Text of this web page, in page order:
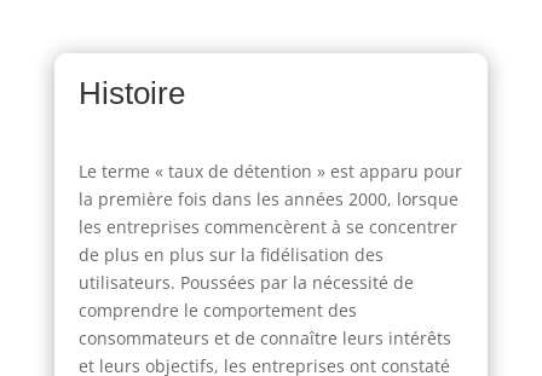
Histoire
Le terme « taux de détention » est apparu pour
la première fois dans les années 2000, lorsque
les entreprises commencèrent à se concentrer
de plus en plus sur la fidélisation des
utilisateurs. Poussées par la nécessité de
comprendre le comportement des
consommateurs et de connaître leurs intérêts
et leurs objectifs, les entreprises ont constaté